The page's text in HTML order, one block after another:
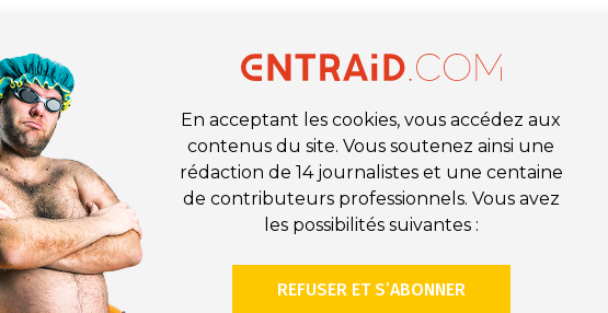
En acceptant les cookies, vous accédez aux
contenus du site. Vous soutenez ainsi une
rédaction de 14 journalistes et une centaine
de contributeurs professionnels. Vous avez
les possibilités suivantes :
REFUSER ET S’ABONNER